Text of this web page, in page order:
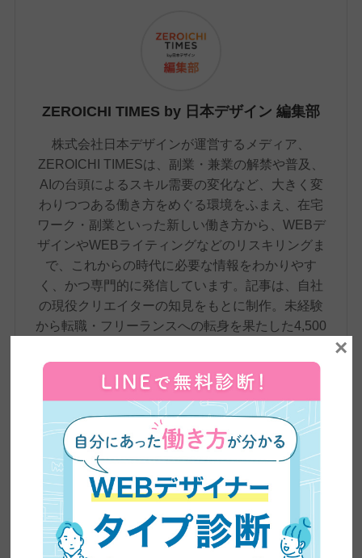
ZEROICHI TIMES by 日本デザイン 編集部
株式会社日本デザインが運営するメディア、
ZEROICHI TIMESは、副業・兼業の解禁や普及、
AIの台頭によるスキル需要の変化など、大きく変
わりつつある働き方をめぐる環境をふまえ、在宅
ワーク・副業といった新しい働き方から、WEBデ
ザインやWEBライティングなどのリスキリングま
で、これからの時代に必要な情報をわかりやす
く、かつ専門的に発信しています。記事は、自社
の現役クリエイターの知見をもとに制作。未経験
から転職・フリーランスへの転身を果たした4,500
交えながら、スキル習得からキャリア形成まで、
学びのあらゆる段階で役立つ、正確で信頼性の高
い情報をお届けしています。
卒業生実績インタビュー
×